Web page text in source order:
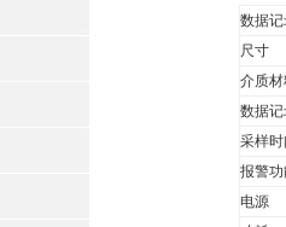
数据
尺寸
介质
数据
采样
报警
电源